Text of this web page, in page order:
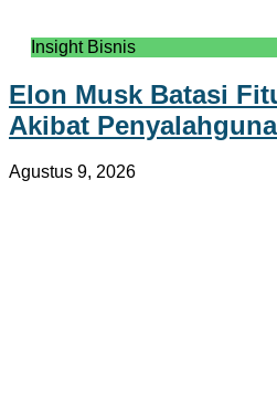
Insight Bisnis
Elon Musk Batasi
Akibat
Agustus 9, 2026